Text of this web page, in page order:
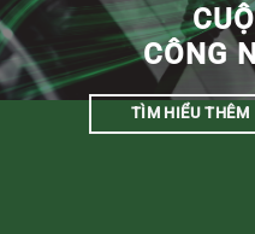
CÔNG
TÌM HIỂU THÊM